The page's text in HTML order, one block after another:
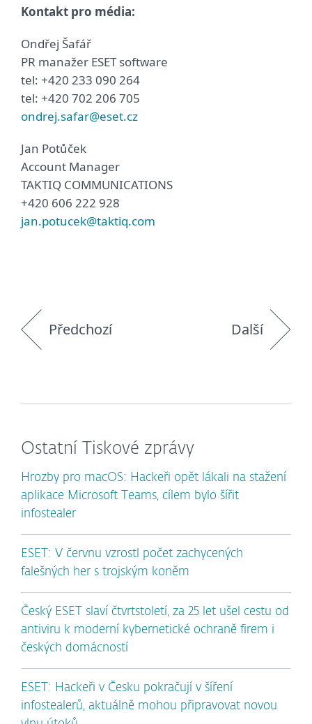
Kontakt pro média:
Ondřej Šafář
PR manažer ESET software
tel: +420 233 090 264
tel: +420 702 206 705
ondrej.safar@eset.cz
Jan Potůček
Account Manager
TAKTIQ COMMUNICATIONS
+420 606 222 928
jan.potucek@taktiq.com
Předchozí Další
Ostatní Tiskové zprávy
Hrozby pro macOS: Hackeři opět lákali na stažení
aplikace Microsoft Teams, cílem bylo šířit
infostealer
ESET: V červnu vzrostl počet zachycených
falešných her s trojským koněm
Český ESET slaví čtvrtstoletí, za 25 let ušel cestu od
antiviru k moderní kybernetické ochraně firem i
českých domácností
ESET: Hackeři v Česku pokračují v šíření
infostealerů, aktuálně mohou připravovat novou